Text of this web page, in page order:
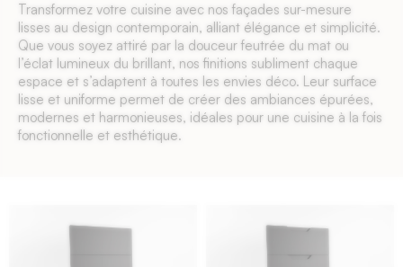
Transformez votre cuisine avec nos façades sur-mesure
lisses au design contemporain, alliant élégance et simplicité.
Que vous soyez attiré par la douceur feutrée du mat ou
l’éclat lumineux du brillant, nos finitions subliment chaque
espace et s’adaptent à toutes les envies déco. Leur surface
lisse et uniforme permet de créer des ambiances épurées,
modernes et harmonieuses, idéales pour une cuisine à la fois
fonctionnelle et esthétique.